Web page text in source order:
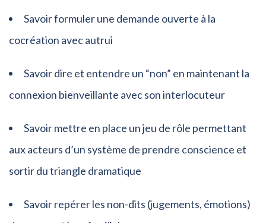
Savoir formuler une demande ouverte à la
cocréation avec autrui
Savoir dire et entendre un “non” en maintenant la
connexion bienveillante avec son interlocuteur
Savoir mettre en place un jeu de rôle permettant
aux acteurs d’un système de prendre conscience et
sortir du triangle dramatique
Savoir repérer les non-dits (jugements, émotions)